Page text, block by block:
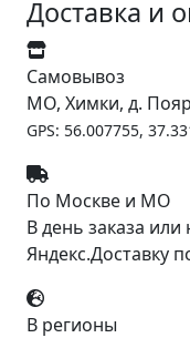
Доставка и
Самовывоз
МО, Химки, д.
GPS: 56.007755,
По Москве и МО
В день заказа
Яндекс.Доставку
В регионы